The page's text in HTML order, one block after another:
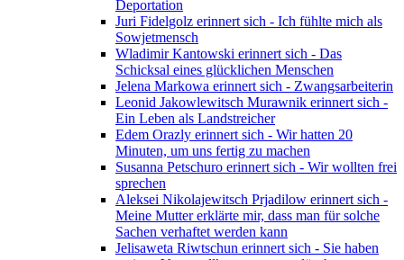
Deportation
Juri Fidelgolz erinnert sich - Ich fühlte mich als
Sowjetmensch
Wladimir Kantowski erinnert sich - Das
Schicksal eines glücklichen Menschen
Jelena Markowa erinnert sich - Zwangsarbeiterin
Leonid Jakowlewitsch Murawnik erinnert sich -
Ein Leben als Landstreicher
Edem Orazly erinnert sich - Wir hatten 20
Minuten, um uns fertig zu machen
Susanna Petschuro erinnert sich - Wir wollten frei
sprechen
Aleksei Nikolajewitsch Prjadilow erinnert sich -
Meine Mutter erklärte mir, dass man für solche
Sachen verhaftet werden kann
Jelisaweta Riwtschun erinnert sich - Sie haben